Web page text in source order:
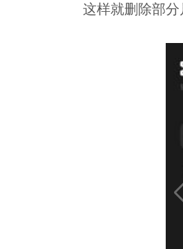
这样就删除部分